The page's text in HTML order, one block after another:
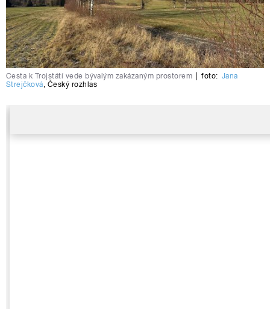
Cesta k Trojstátí vede bývalým zakázaným prostorem foto: Jana
Strejčková, Český rozhlas